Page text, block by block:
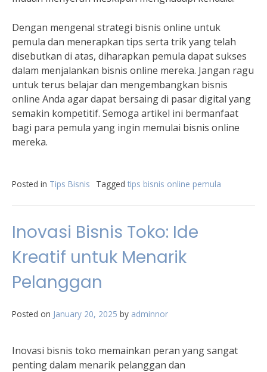
Dengan mengenal strategi bisnis online untuk
pemula dan menerapkan tips serta trik yang telah
disebutkan di atas, diharapkan pemula dapat sukses
dalam menjalankan bisnis online mereka. Jangan ragu
untuk terus belajar dan mengembangkan bisnis
online Anda agar dapat bersaing di pasar digital yang
semakin kompetitif. Semoga artikel ini bermanfaat
bagi para pemula yang ingin memulai bisnis online
mereka.
Posted in Tips Bisnis Tagged tips bisnis online pemula
Inovasi Bisnis Toko: Ide
Kreatif untuk Menarik
Pelanggan
Posted on January 20, 2025 by adminnor
Inovasi bisnis toko memainkan peran yang sangat
penting dalam menarik pelanggan dan